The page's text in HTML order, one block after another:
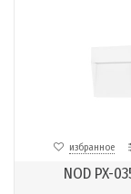
избранное
NOD PX-